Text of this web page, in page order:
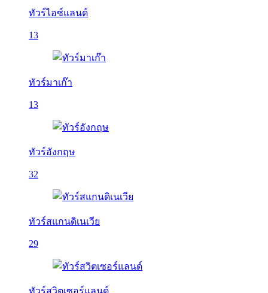
ทัวร์ไอซ์แลนด์
13
ทัวร์มาเก๊า
13
ทัวร์อังกฤษ
32
ทัวร์สแกนดิเนเวีย
29
ทัวร์สวิตเซอร์แลนด์